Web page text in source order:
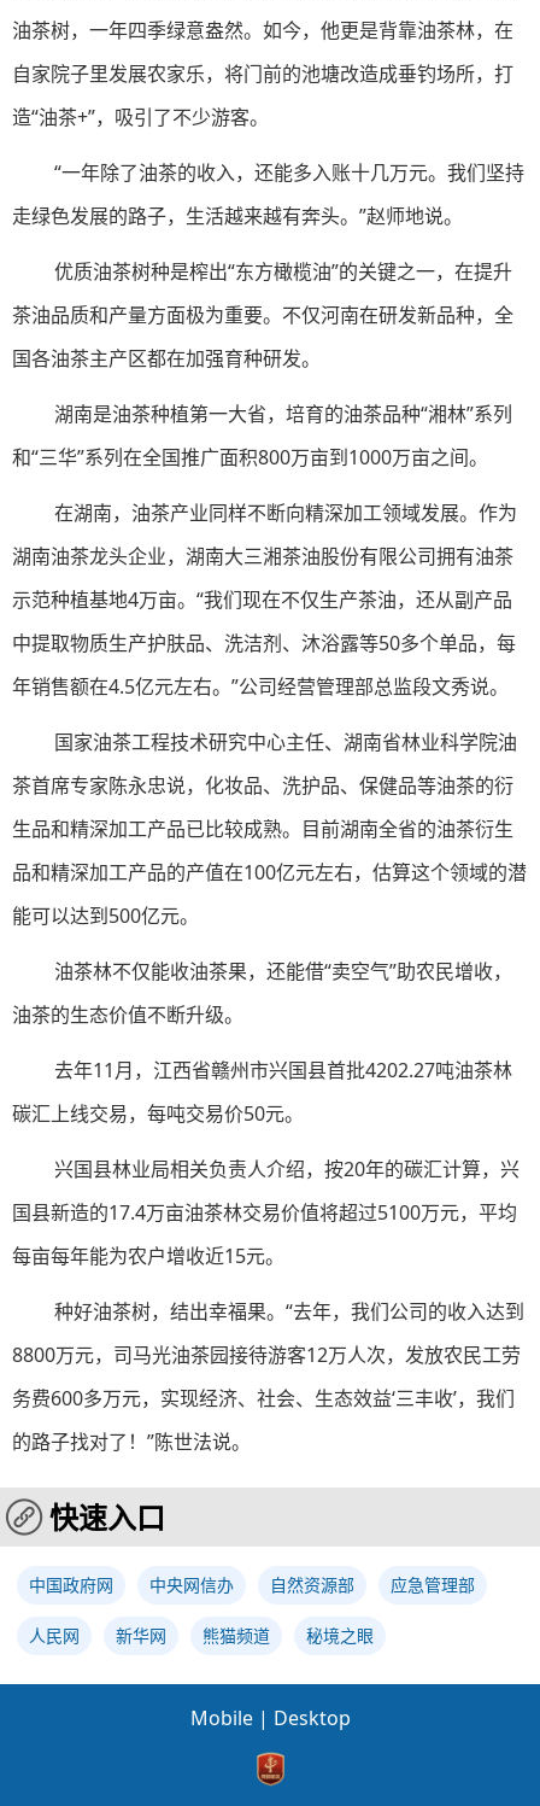
油茶树，一年四季绿意盎然。如今，他更是背靠油茶林，在
自家院子里发展农家乐，将门前的池塘改造成垂钓场所，打
造“油茶+”，吸引了不少游客。
“一年除了油茶的收入，还能多入账十几万元。我们坚持
走绿色发展的路子，生活越来越有奔头。”赵师地说。
优质油茶树种是榨出“东方橄榄油”的关键之一，在提升
茶油品质和产量方面极为重要。不仅河南在研发新品种，全
国各油茶主产区都在加强育种研发。
湖南是油茶种植第一大省，培育的油茶品种“湘林”系列
和“三华”系列在全国推广面积800万亩到1000万亩之间。
在湖南，油茶产业同样不断向精深加工领域发展。作为
湖南油茶龙头企业，湖南大三湘茶油股份有限公司拥有油茶
示范种植基地4万亩。“我们现在不仅生产茶油，还从副产品
中提取物质生产护肤品、洗洁剂、沐浴露等50多个单品，每
年销售额在4.5亿元左右。”公司经营管理部总监段文秀说。
国家油茶工程技术研究中心主任、湖南省林业科学院油
茶首席专家陈永忠说，化妆品、洗护品、保健品等油茶的衍
生品和精深加工产品已比较成熟。目前湖南全省的油茶衍生
品和精深加工产品的产值在100亿元左右，估算这个领域的潜
能可以达到500亿元。
油茶林不仅能收油茶果，还能借“卖空气”助农民增收，
油茶的生态价值不断升级。
去年11月，江西省赣州市兴国县首批4202.27吨油茶林
碳汇上线交易，每吨交易价50元。
兴国县林业局相关负责人介绍，按20年的碳汇计算，兴
国县新造的17.4万亩油茶林交易价值将超过5100万元，平均
每亩每年能为农户增收近15元。
种好油茶树，结出幸福果。“去年，我们公司的收入达到
8800万元，司马光油茶园接待游客12万人次，发放农民工劳
务费600多万元，实现经济、社会、生态效益‘三丰收’，我们
的路子找对了！”陈世法说。
快速入口
中国政府网 中央网信办 自然资源部 应急管理部
人民网 新华网 熊猫频道 秘境之眼
Mobile | Desktop